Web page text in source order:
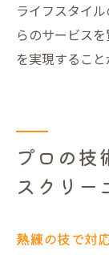
ライフスタイ
らのサービス
を実現すること
プロの技
スクリー
熟練の技で対